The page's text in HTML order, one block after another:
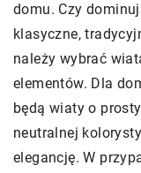
domu. Czy
klasyczne,
należy wybrać
elementów. Dla
będą wiaty o
neutralnej
elegancję. W